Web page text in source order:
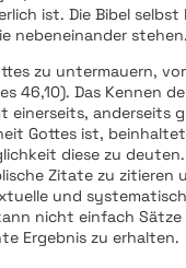
ist. Die Bibel selbst
nebeneinander
zu untermauern,
46,10). Das Kennen
einerseits, anderseits
Gottes ist,
diese zu
Zitate zu zitieren
und
nicht einfach
Ergebnis zu erhalten.